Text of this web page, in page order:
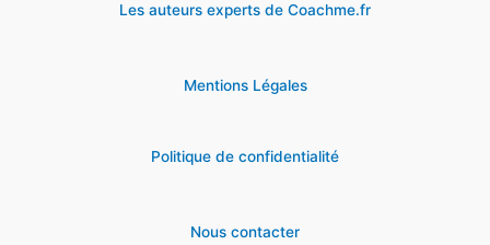
Les auteurs experts de Coachme.fr
Mentions Légales
Politique de confidentialité
Nous contacter